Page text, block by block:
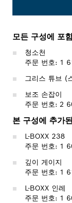
모든 구성에 포
청소천
주문 번호: 1
그리스 튜브 (
보조 손잡이
주문 번호: 2
본 구성에 추가
L-BOXX 238
주문 번호: 1
깊이 게이지
주문 번호: 1
L-BOXX 인레
주문 번호: 1